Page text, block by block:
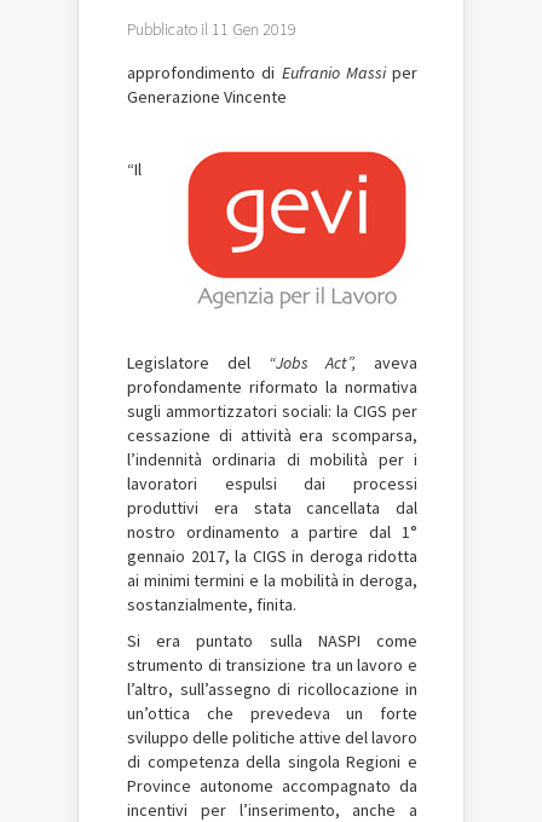
Pubblicato il 11 Gen 2019
approfondimento di Eufranio Massiper
Generazione Vincente
“Il
Legislatore del “Jobs Act”, aveva
profondamente riformato la normativa
sugli ammortizzatori sociali: la CIGS per
cessazione di attività era scomparsa,
l’indennità ordinaria di mobilità per i
lavoratori espulsi dai processi
produttivi era stata cancellata dal
nostro ordinamento a partire dal 1°
gennaio 2017, la CIGS in deroga ridotta
ai minimi termini e la mobilità in deroga,
sostanzialmente, finita.
Si era puntato sulla NASPI come
strumento di transizione tra un lavoro e
l’altro, sull’assegno di ricollocazione in
un’ottica che prevedeva un forte
sviluppo delle politiche attive del lavoro
di competenza della singola Regioni e
Province autonome accompagnato da
incentivi per l’inserimento, anche a